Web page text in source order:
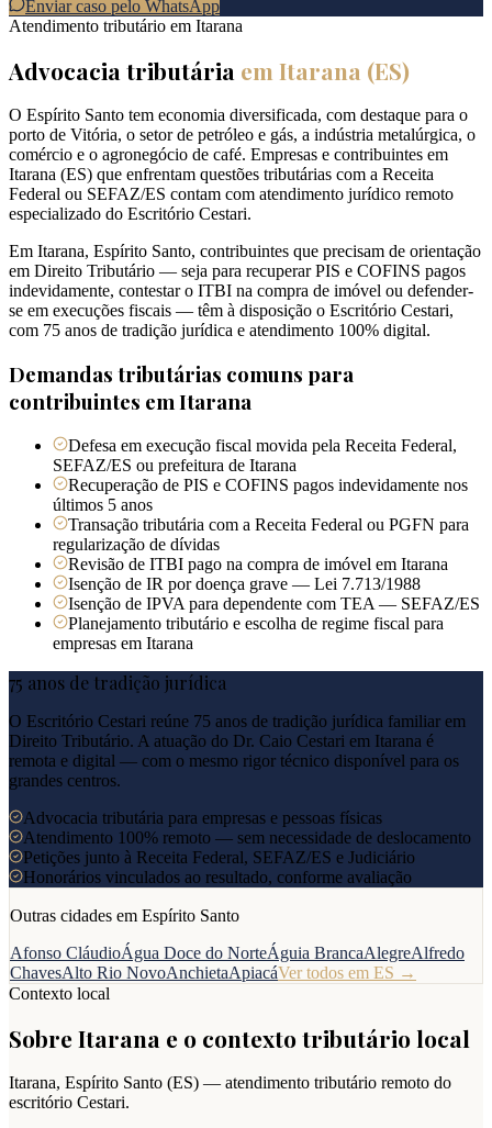
Enviar caso pelo WhatsApp
Atendimento tributário em Itarana
Advocacia tributária em Itarana (ES)
O Espírito Santo tem economia diversificada, com destaque para o
porto de Vitória, o setor de petróleo e gás, a indústria metalúrgica, o
comércio e o agronegócio de café. Empresas e contribuintes em
Itarana (ES) que enfrentam questões tributárias com a Receita
Federal ou SEFAZ/ES contam com atendimento jurídico remoto
especializado do Escritório Cestari.
Em Itarana, Espírito Santo, contribuintes que precisam de orientação
em Direito Tributário — seja para recuperar PIS e COFINS pagos
indevidamente, contestar o ITBI na compra de imóvel ou defender-
se em execuções fiscais — têm à disposição o Escritório Cestari,
com 75 anos de tradição jurídica e atendimento 100% digital.
Demandas tributárias comuns para
contribuintes emItarana
Defesa em execução fiscal movida pela Receita Federal,
SEFAZ/ES ou prefeitura de Itarana
Recuperação de PIS e COFINS pagos indevidamente nos
últimos 5 anos
Transação tributária com a Receita Federal ou PGFN para
regularização de dívidas
Revisão de ITBI pago na compra de imóvel em Itarana
Isenção de IR por doença grave — Lei 7.713/1988
Isenção de IPVA para dependente com TEA — SEFAZ/ES
Planejamento tributário e escolha de regime fiscal para
empresas em Itarana
75 anos de tradição jurídica
O Escritório Cestari reúne 75 anos de tradição jurídica familiar em
Direito Tributário. A atuação do Dr. Caio Cestari em Itarana é
remota e digital — com o mesmo rigor técnico disponível para os
grandes centros.
Advocacia tributária para empresas e pessoas físicas
Atendimento 100% remoto — sem necessidade de deslocamento
Petições junto à Receita Federal, SEFAZ/ES e Judiciário
Honorários vinculados ao resultado, conforme avaliação
Outras cidades em Espírito Santo
Afonso CláudioÁgua Doce do NorteÁguia BrancaAlegreAlfredo
ChavesAlto Rio NovoAnchietaApiacáVer todos em ES →
Contexto local
Sobre Itarana e o contexto tributário local
Itarana, Espírito Santo (ES) — atendimento tributário remoto do
escritório Cestari.